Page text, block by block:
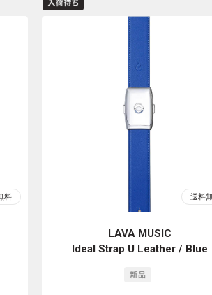
LAVA MUSIC
Ideal Strap U Leather / Blue